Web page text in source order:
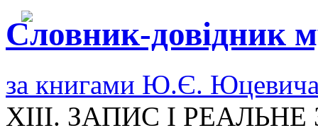
Словник-довідник
за книгами Ю.Є.
XIII. ЗАПИС І